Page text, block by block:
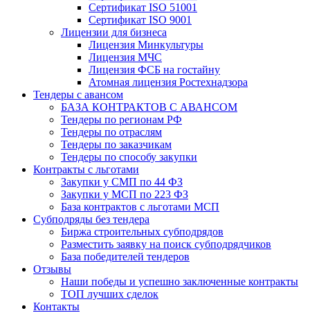
Сертификат ISO 51001
Сертификат ISO 9001
Лицензии для бизнеса
Лицензия Минкультуры
Лицензия МЧС
Лицензия ФСБ на гостайну
Атомная лицензия Ростехнадзора
Тендеры с авансом
БАЗА КОНТРАКТОВ С АВАНСОМ
Тендеры по регионам РФ
Тендеры по отраслям
Тендеры по заказчикам
Тендеры по способу закупки
Контракты с льготами
Закупки у СМП по 44 ФЗ
Закупки у МСП по 223 ФЗ
База контрактов с льготами МСП
Субподряды без тендера
Биржа строительных субподрядов
Разместить заявку на поиск субподрядчиков
База победителей тендеров
Отзывы
Наши победы и успешно заключенные контракты
ТОП лучших сделок
Контакты